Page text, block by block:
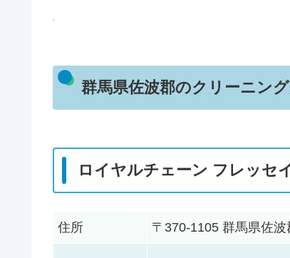
群馬県佐波郡のクリーニン
ロイヤルチェーン フレッセ
住所 〒370-1105 群馬県佐